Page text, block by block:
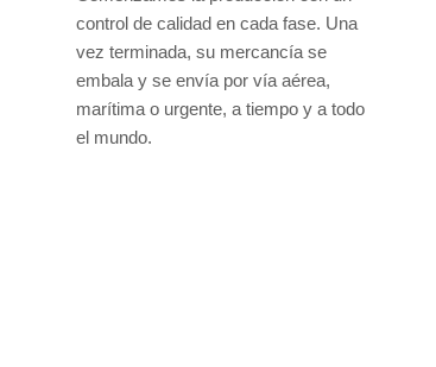
control de calidad en cada fase. Una
vez terminada, su mercancía se
embala y se envía por vía aérea,
marítima o urgente, a tiempo y a todo
el mundo.